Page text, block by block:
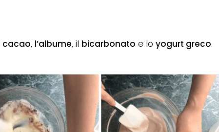
cacao, l’albume, il bicarbonato e lo yogurt greco.